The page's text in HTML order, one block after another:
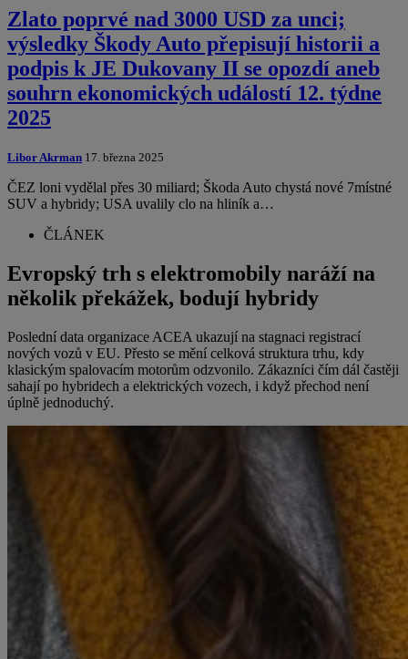
Zlato poprvé nad 3000 USD za unci;
výsledky Škody Auto přepisují historii a
podpis k JE Dukovany II se opozdí aneb
souhrn ekonomických událostí 12. týdne
2025
Libor Akrman 17. března 2025
ČEZ loni vydělal přes 30 miliard; Škoda Auto chystá nové 7místné
SUV a hybridy; USA uvalily clo na hliník a…
ČLÁNEK
Evropský trh s elektromobily naráží na
několik překážek, bodují hybridy
Poslední data organizace ACEA ukazují na stagnaci registrací
nových vozů v EU. Přesto se mění celková struktura trhu, kdy
klasickým spalovacím motorům odzvonilo. Zákazníci čím dál častěji
sahají po hybridech a elektrických vozech, i když přechod není
úplně jednoduchý.